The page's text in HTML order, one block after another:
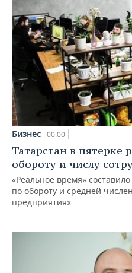
Бизнес 00:00
Татарстан в пятерке
обороту и числу
«Реальное время»
по обороту и средней
предприятиях